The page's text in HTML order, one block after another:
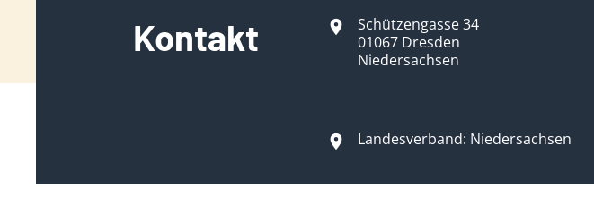
Kontakt
Schützengasse 34
01067 Dresden
Niedersachsen
Landesverband: Niedersachsen